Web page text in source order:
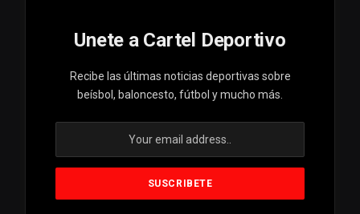
Unete a Cartel Deportivo
Recibe las últimas noticias deportivas sobre
beísbol, baloncesto, fútbol y mucho más.